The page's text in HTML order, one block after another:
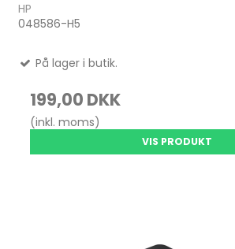
HP
048586-H5
På lager i butik.
199,00 DKK
(inkl. moms)
VIS PRODUKT